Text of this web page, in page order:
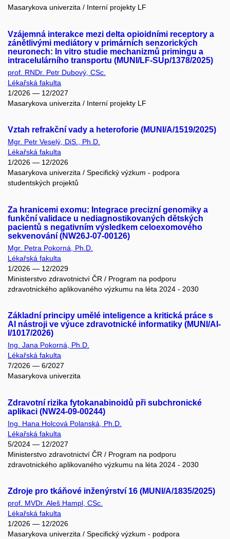
Masarykova univerzita / Interní projekty LF
Vzájemná interakce mezi delta opioidními receptory a
zánětlivými mediátory v primárních senzorických
neuronech: In vitro studie mechanizmů primingu a
intracelulárního transportu (MUNI/LF-SUp/1378/2025)
prof. RNDr. Petr Dubový, CSc.
Lékařská fakulta
1/2026 — 12/2027
Masarykova univerzita / Interní projekty LF
Vztah refrakční vady a heteroforie (MUNI/A/1519/2025)
Mgr. Petr Veselý, DiS., Ph.D.
Lékařská fakulta
1/2026 — 12/2026
Masarykova univerzita / Specifický výzkum - podpora
studentských projektů
Za hranicemi exomu: Integrace precizní genomiky a
funkční validace u nediagnostikovaných dětských
pacientů s negativním výsledkem celoexomového
sekvenování (NW26J-07-00126)
Mgr. Petra Pokorná, Ph.D.
Lékařská fakulta
1/2026 — 12/2029
Ministerstvo zdravotnictví ČR / Program na podporu
zdravotnického aplikovaného výzkumu na léta 2024 - 2030
Základní principy umělé inteligence a kritická práce s
AI nástroji ve výuce zdravotnické informatiky (MUNI/AI-
I/1017/2026)
Ing. Jana Pokorná, Ph.D.
Lékařská fakulta
7/2026 — 6/2027
Masarykova univerzita
Zdravotní rizika fytokanabinoidů při subchronické
aplikaci (NW24-09-00244)
Ing. Hana Holcová Polanská, Ph.D.
Lékařská fakulta
5/2024 — 12/2027
Ministerstvo zdravotnictví ČR / Program na podporu
zdravotnického aplikovaného výzkumu na léta 2024 - 2030
Zdroje pro tkáňové inženýrství 16 (MUNI/A/1835/2025)
prof. MVDr. Aleš Hampl, CSc.
Lékařská fakulta
1/2026 — 12/2026
Masarykova univerzita / Specifický výzkum - podpora